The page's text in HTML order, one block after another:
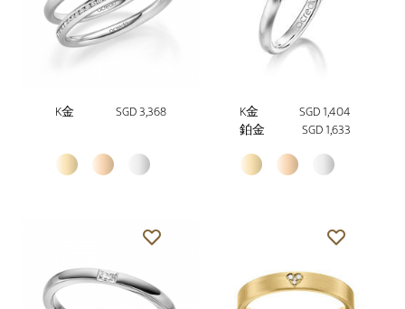
K金 SGD 3,368 K金
SGD 1,404
鉑金
SGD 1,633